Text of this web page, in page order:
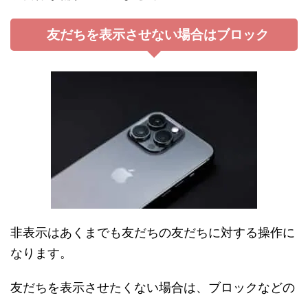
友だちを表示させない場合はブロック
非表示はあくまでも友だちの友だちに対する操作に
なります。
友だちを表示させたくない場合は、ブロックなどの